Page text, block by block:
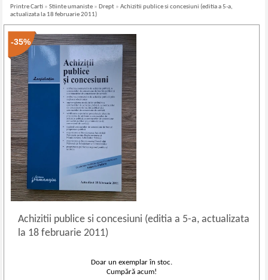
Printre Carti »Stiinte umaniste » Drept »Achizitii publice si concesiuni (editia a 5-a,
actualizata la 18 februarie 2011)
-35%
Achizitii publice si concesiuni (editia a 5-a, actualizata
la 18 februarie 2011)
Doar un exemplar în stoc.
Cumpără acum!